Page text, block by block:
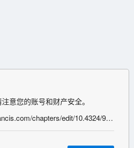
意您的账号和财产安全。
https://www.taylorfrancis.com/chapters/edit/10.4324/9781351217743-11/chip-music-low-tech-data-music-sharing-anders-carlsson